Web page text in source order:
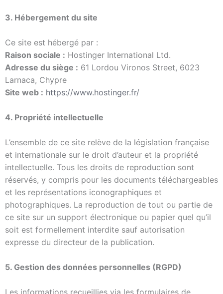
3. Hébergement du site
Ce site est hébergé par :
Raison sociale : Hostinger International Ltd.
Adresse du siège : 61 Lordou Vironos Street, 6023
Larnaca, Chypre
Site web : https://www.hostinger.fr/
4. Propriété intellectuelle
L’ensemble de ce site relève de la législation française
et internationale sur le droit d’auteur et la propriété
intellectuelle. Tous les droits de reproduction sont
réservés, y compris pour les documents téléchargeables
et les représentations iconographiques et
photographiques. La reproduction de tout ou partie de
ce site sur un support électronique ou papier quel qu’il
soit est formellement interdite sauf autorisation
expresse du directeur de la publication.
5. Gestion des données personnelles (RGPD)
Les informations recueillies via les formulaires de